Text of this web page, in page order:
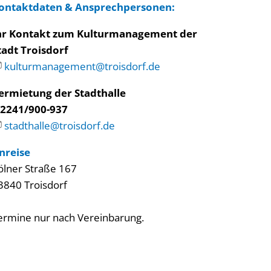
&Ansprechpersonen:
Kontakt zum Kulturmanagement der
Troisdorf
kulturmanagement@troisdorf.de
der Stadthalle
900-937
stadthalle@troisdorf.de
Straße 167
Troisdorf
nur nach Vereinbarung.